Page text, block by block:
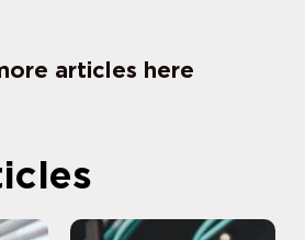
articles here